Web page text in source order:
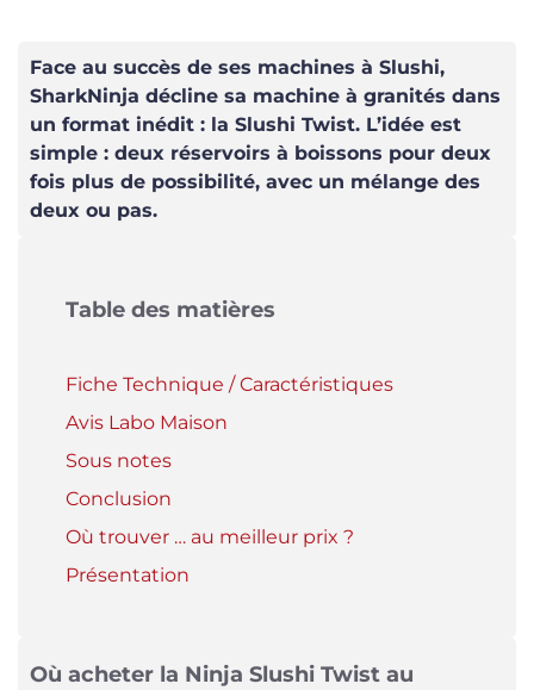
Face au succès de ses machines à Slushi,
SharkNinja décline sa machine à granités dans
un format inédit : la Slushi Twist. L’idée est
simple : deux réservoirs à boissons pour deux
fois plus de possibilité, avec un mélange des
deux ou pas.
Table des matières
Fiche Technique / Caractéristiques
Avis Labo Maison
Sous notes
Conclusion
Où trouver … au meilleur prix ?
Présentation
Où acheter la Ninja Slushi Twist au